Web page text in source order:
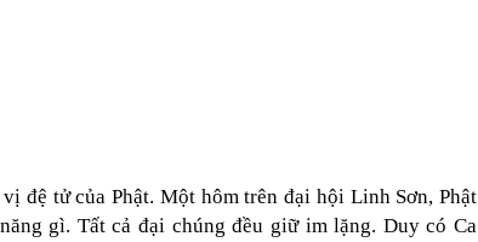
đệ tử của Phật. Một hôm trên đại hội Linh Sơn, Phật
gì. Tất cả đại chúng đều giữ im lặng. Duy có Ca